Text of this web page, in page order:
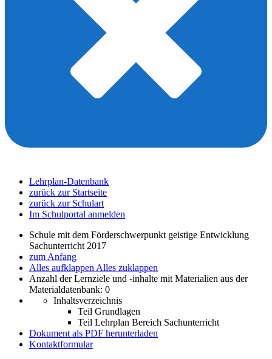
Lehrplan-Datenbank
zurück zur Startseite
zurück zur Schulart
Im Schulportal anmelden
Schule mit dem Förderschwerpunkt geistige Entwicklung
Sachunterricht 2017
zum Anfang
Alles aufklappen Alles zuklappen
Anzahl der Lernziele und -inhalte mit Materialien aus der
Materialdatenbank: 0
Inhaltsverzeichnis
Teil Grundlagen
Teil Lehrplan Bereich Sachunterricht
Dokument als PDF herunterladen
Kontaktformular